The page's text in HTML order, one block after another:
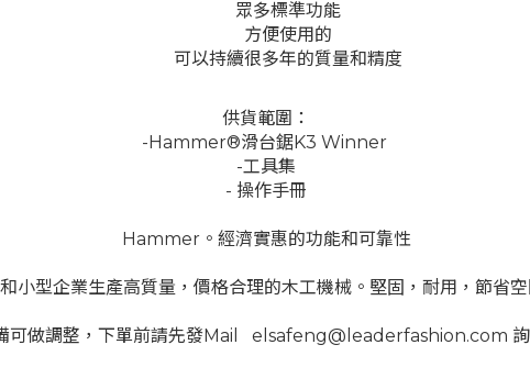
眾多標準功能
方便使用的
可以持續很多年的質量和精度
供貨範圍：
-Hammer®滑台鋸K3 Winner
-工具集
- 操作手冊
Hammer。經濟實惠的功能和可靠性
型企業生產高質量，價格合理的木工機械。堅固，耐用，節省
可做調整，下單前請先發Mail elsafeng@leaderfashion.com